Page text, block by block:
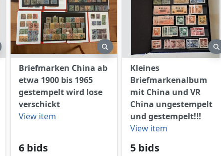
preview preview
Briefmarken China ab
etwa 1900 bis 1965
gestempelt wird lose
verschickt
View item
6 bids
Kleines
Briefmarkenalbum
mit China und VR
China ungestempelt
und gestempelt!!!
View item
5 bids